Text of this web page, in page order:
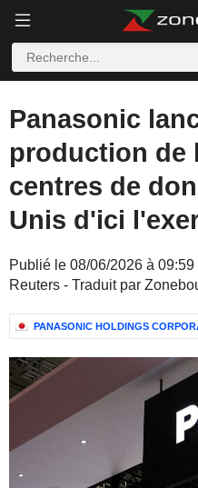
Panasonic
production de
centres de
Unis d'ici
Publié le 08/06/2026 à
Reuters - Traduit par
PANASONIC HOLDINGS